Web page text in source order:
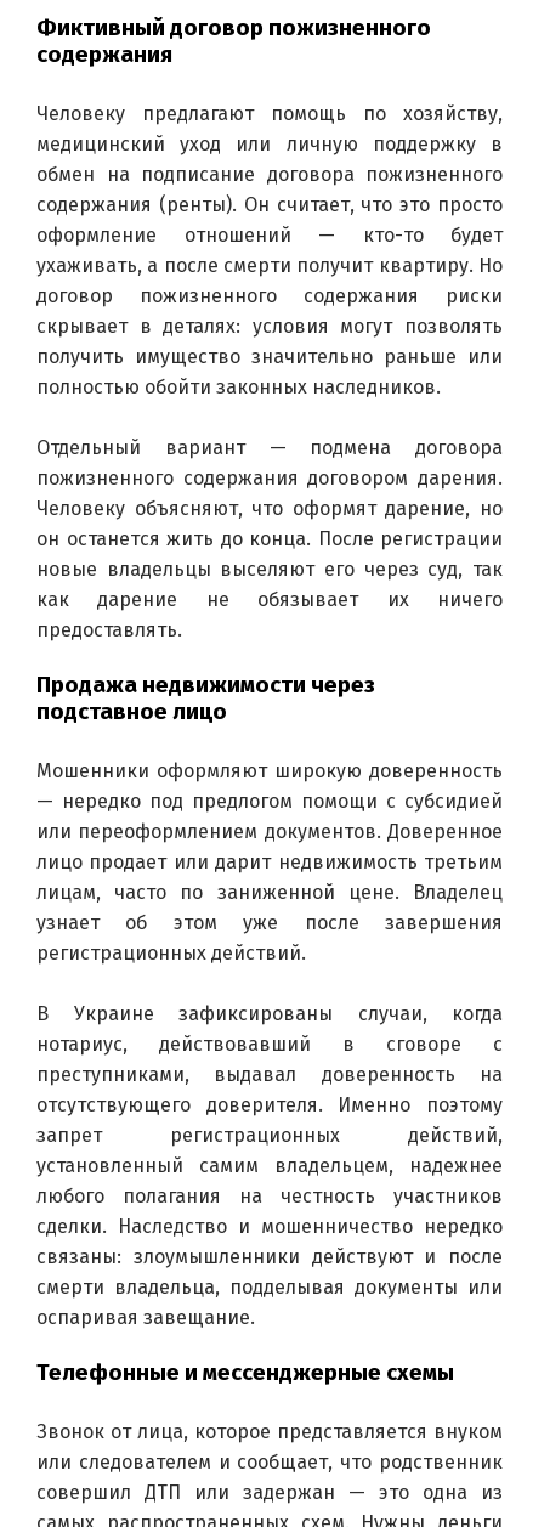
Фиктивный договор пожизненного
содержания
Человеку предлагают помощь по хозяйству,
медицинский уход или личную поддержку в
обмен на подписание договора пожизненного
содержания (ренты). Он считает, что это просто
оформление отношений — кто-то будет
ухаживать, а после смерти получит квартиру. Но
договор пожизненного содержания риски
скрывает в деталях: условия могут позволять
получить имущество значительно раньше или
полностью обойти законных наследников.
Отдельный вариант — подмена договора
пожизненного содержания договором дарения.
Человеку объясняют, что оформят дарение, но
он останется жить до конца. После регистрации
новые владельцы выселяют его через суд, так
как дарение не обязывает их ничего
предоставлять.
Продажа недвижимости через
подставное лицо
Мошенники оформляют широкую доверенность
— нередко под предлогом помощи с субсидией
или переоформлением документов. Доверенное
лицо продает или дарит недвижимость третьим
лицам, часто по заниженной цене. Владелец
узнает об этом уже после завершения
регистрационных действий.
В Украине зафиксированы случаи, когда
нотариус, действовавший в сговоре с
преступниками, выдавал доверенность на
отсутствующего доверителя. Именно поэтому
запрет регистрационных действий,
установленный самим владельцем, надежнее
любого полагания на честность участников
сделки. Наследство и мошенничество нередко
связаны: злоумышленники действуют и после
смерти владельца, подделывая документы или
оспаривая завещание.
Телефонные и мессенджерные схемы
Звонок от лица, которое представляется внуком
или следователем и сообщает, что родственник
совершил ДТП или задержан — это одна из